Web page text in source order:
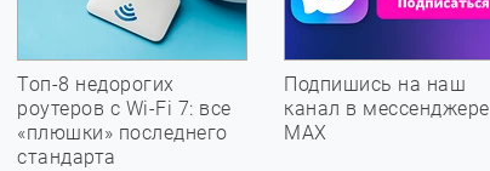
Топ-8 недорогих
роутеров с Wi-Fi 7: все
«плюшки» последнего
стандарта
Подпишись на наш
канал в мессенджере
МАХ